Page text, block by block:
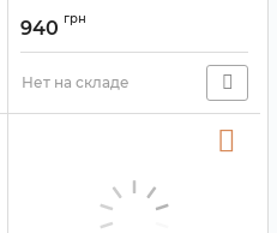
Артикул:
940 грн
Нет на складе